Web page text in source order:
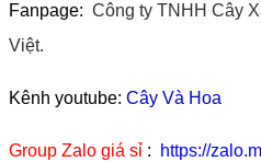
Fanpage: Công ty TNHH Cây
Việt.
Kênh youtube: Cây Và Hoa
Group Zalo giá sỉ : https://